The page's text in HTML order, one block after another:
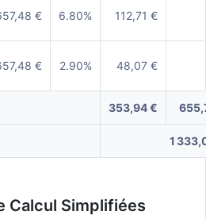
€ 6.80% 112,71 €
€ 2.90% 48,07 €
353,94 €
1
Calcul Simplifiées